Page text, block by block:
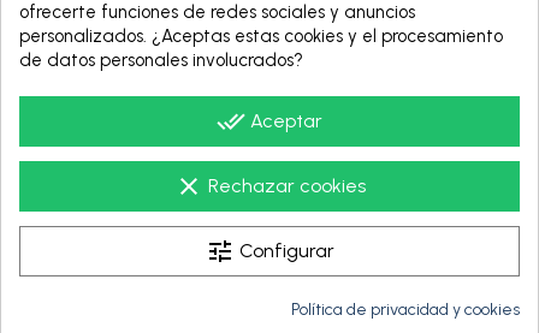
HASTA 60 MESES
ofrecerte funciones de redes sociales y anuncios
personalizados. ¿Aceptas estas cookies y el procesamiento
de datos personales involucrados?
done_all Aceptar
clear Rechazar cookies
tune Configurar
Política de privacidad y cookies